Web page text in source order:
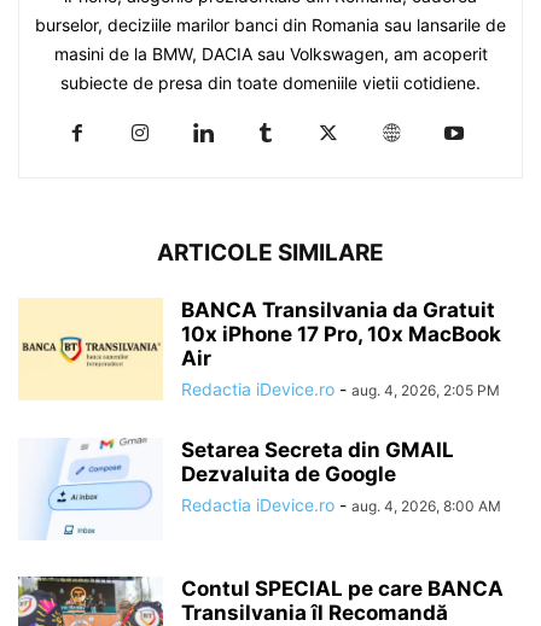
burselor, deciziile marilor banci din Romania sau lansarile de
masini de la BMW, DACIA sau Volkswagen, am acoperit
subiecte de presa din toate domeniile vietii cotidiene.
ARTICOLE SIMILARE
BANCA Transilvania da Gratuit
10x iPhone 17 Pro, 10x MacBook
Air
Redactia iDevice.ro - aug. 4, 2026, 2:05 PM
Setarea Secreta din GMAIL
Dezvaluita de Google
Redactia iDevice.ro - aug. 4, 2026, 8:00 AM
Contul SPECIAL pe care BANCA
Transilvania îl Recomandă